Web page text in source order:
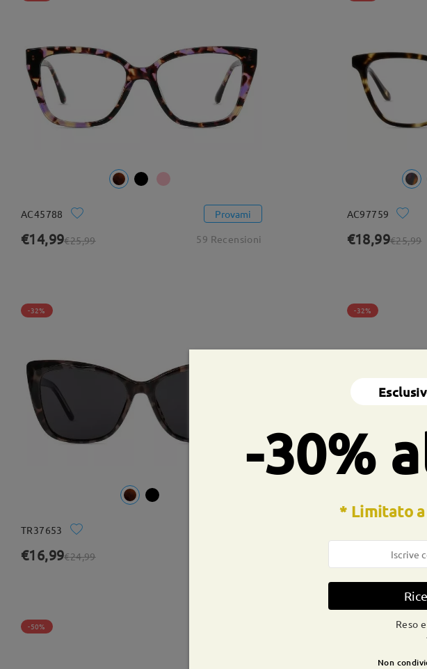
AC45788 Provami
€14,99€25,99 59 Recensioni
AC97759
€18,99€25,99
-32%
TR37653
€16,99€24,99
-32%
€24,99
-50%
-30%
* Limitato
Reso
Non